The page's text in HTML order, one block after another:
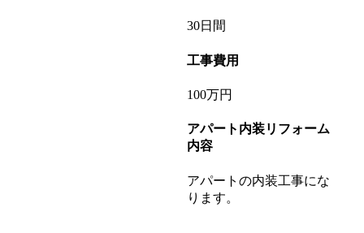
30日間
工事費用
100万円
アパート内装リフォーム
内容
アパートの内装工事にな
ります。